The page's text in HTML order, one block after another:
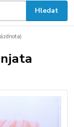
Hledat